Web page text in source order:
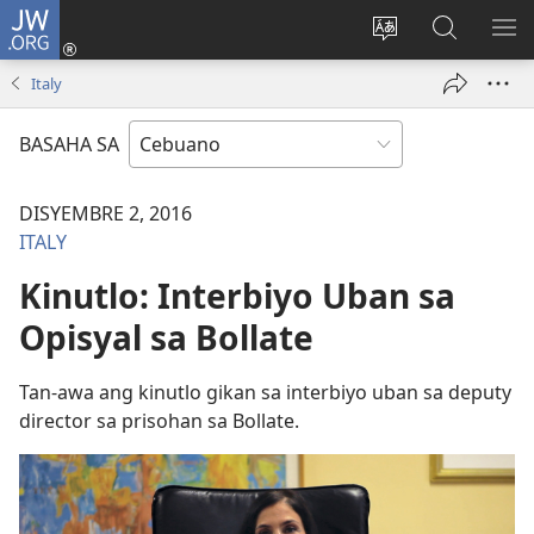
JW.ORG
Ilisi
pinulongan
sa
site
Log
ug
Pangitaa
sa
JW.ORG
Italy
BASAHA SA
DISYEMBRE 2, 2016
ITALY
Kinutlo: Interbiyo Uban sa
Opisyal sa Bollate
Tan-awa ang kinutlo gikan sa interbiyo uban sa deputy
director sa prisohan sa Bollate.